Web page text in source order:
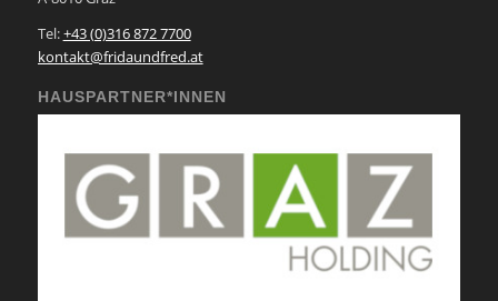
Tel:+43 (0)316 872 7700
kontakt@fridaundfred.at
HAUSPARTNER*INNEN